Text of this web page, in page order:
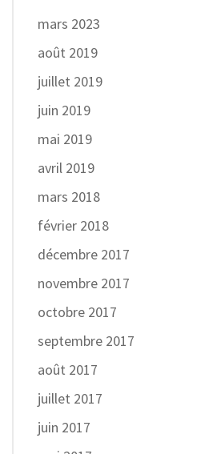
mars 2023
août 2019
juillet 2019
juin 2019
mai 2019
avril 2019
mars 2018
février 2018
décembre 2017
novembre 2017
octobre 2017
septembre 2017
août 2017
juillet 2017
juin 2017